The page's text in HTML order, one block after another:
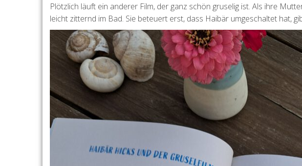
Plötzlich läuft ein anderer Film, der ganz schön gruselig ist. Als ihre
leicht zitternd im Bad. Sie beteuert erst, dass Haibär umgeschaltet hat,